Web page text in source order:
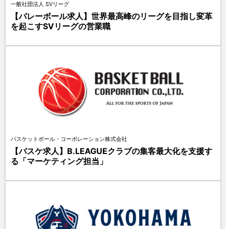
一般社団法人 SVリーグ
【バレーボール求人】世界最高峰のリーグを目指し変革
を起こすSVリーグの営業職
バスケットボール・コーポレーション株式会社
【バスケ求人】B.LEAGUEクラブの集客最大化を支援す
る「マーケティング担当」